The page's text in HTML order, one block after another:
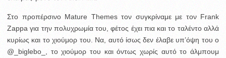
Στο προπέρσινο Mature Themes τον συγκρίναμε με τον Frank
Zappa για την πολυχρωμία του, φέτος έχει πια και το ταλέντο αλλά
κυρίως και το χιούμορ του. Να, αυτό ίσως δεν έλαβε υπ’όψη του ο
@_biglebo_, το χιούμορ του και όντως χωρίς αυτό το άλμπουμ